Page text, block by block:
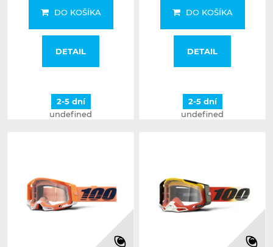
DO KOŠÍKA
DETAIL
2-5 dní
undefined
DO KOŠÍKA
DETAIL
2-5 dní
undefined